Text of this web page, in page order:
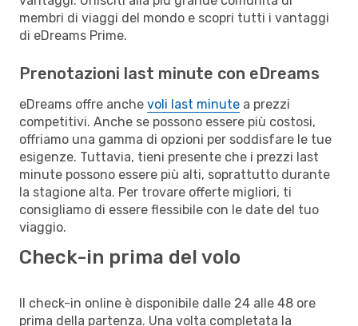
membri di viaggi del mondo e scopri tutti i vantaggi
di eDreams Prime.
Prenotazioni last minute con eDreams
eDreams offre anche voli last minute a prezzi
competitivi. Anche se possono essere più costosi,
offriamo una gamma di opzioni per soddisfare le tue
esigenze. Tuttavia, tieni presente che i prezzi last
minute possono essere più alti, soprattutto durante
la stagione alta. Per trovare offerte migliori, ti
consigliamo di essere flessibile con le date del tuo
viaggio.
Check-in prima del volo
Il check-in online è disponibile dalle 24 alle 48 ore
prima della partenza. Una volta completata la